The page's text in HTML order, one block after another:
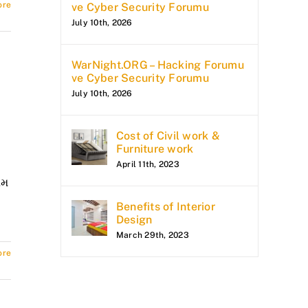
ve Cyber Security Forumu
July 10th, 2026
WarNight.ORG – Hacking Forumu
ve Cyber Security Forumu
July 10th, 2026
Cost of Civil work &
Furniture work
April 11th, 2023
Benefits of Interior
Design
March 29th, 2023